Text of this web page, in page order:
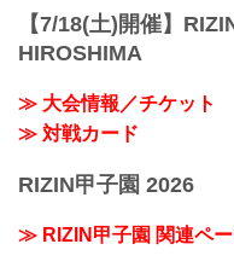
【7/18(土)開催】
HIROSHIMA
≫ 大会情報／チケット
≫ 対戦カード
RIZIN甲子園 2026
≫ RIZIN甲子園 関連ペ